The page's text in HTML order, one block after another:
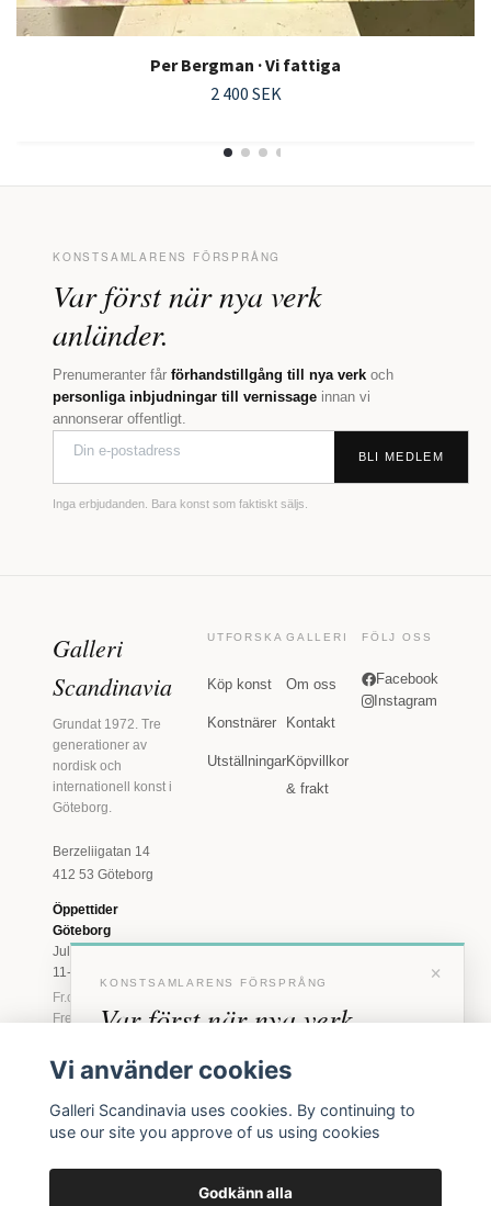
Per Bergman · Vi fattiga
2 400 SEK
KONSTSAMLARENS FÖRSPRÅNG
Var först när nya verk
anländer.
Prenumeranter får förhandstillgång till nya verk och
personliga inbjudningar till vernissage innan vi
annonserar offentligt.
BLI MEDLEM
Inga erbjudanden. Bara konst som faktiskt säljs.
Galleri
Scandinavia
Grundat 1972. Tre
generationer av
nordisk och
internationell konst i
Göteborg.
Berzeliigatan 14
412 53 Göteborg
Öppettider
Göteborg
Juli: Tis 11-18 · Lör
11-16
Fr.o.m. augusti: Tis-
Fre 11-18 · Lör 11-
Marstrand
2026
Tis-Fre 11-18 ·
UTFORSKA
Köp konst
Konstnärer
Utställningar
GALLERI
Om oss
Kontakt
Köpvillkor
& frakt
FÖLJ OSS
Facebook
Instagram
×
KONSTSAMLARENS FÖRSPRÅNG
Var först när nya verk
anländer
inbjudningar till vernissage, innan vi annonserar
offentligt.
Vi använder cookies
Galleri Scandinavia uses cookies. By continuing to
use our site you approve of us using cookies
Godkänn alla